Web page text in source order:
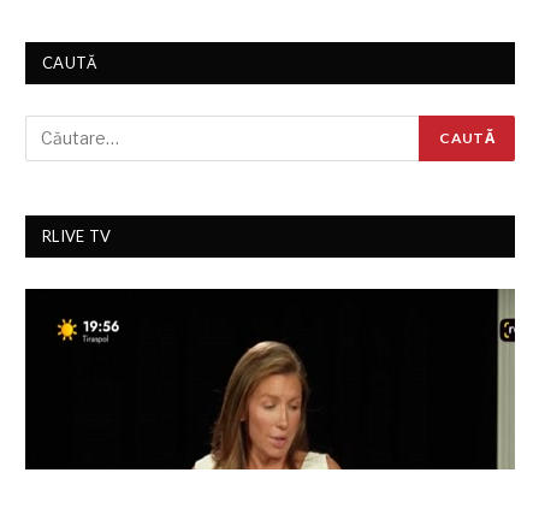
CAUTĂ
RLIVE TV